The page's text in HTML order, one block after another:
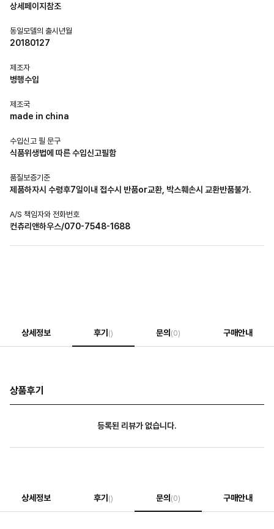
상세페이지참조
동일모델의 출시년월
20180127
제조자
병행수입
제조국
made in china
수입신고 필 문구
식품위생법에 따른 수입신고필함
품질보증기준
제품하자시 수령후7일이내 접수시 반품or교환, 박스훼손시 교환반품불가.
A/S 책임자와 전화번호
컨츄리앤하우스/070-7548-1688
상세정보 후기 () 문의 (0) 구매안내
상품후기
등록된 리뷰가 없습니다.
상세정보 후기 () 문의 (0) 구매안내